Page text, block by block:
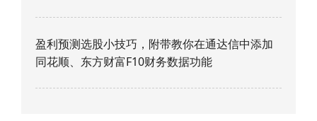
盈利预测选股小技巧，附带教你在通达信中添加
同花顺、东方财富F10财务数据功能